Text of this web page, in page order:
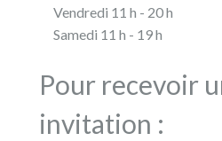
Vendredi 11 h - 20 h
Samedi 11 h - 19 h
Pour recevoir
invitation :